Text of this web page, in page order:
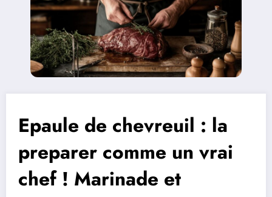
Epaule de chevreuil : la
preparer comme un vrai
chef ! Marinade et